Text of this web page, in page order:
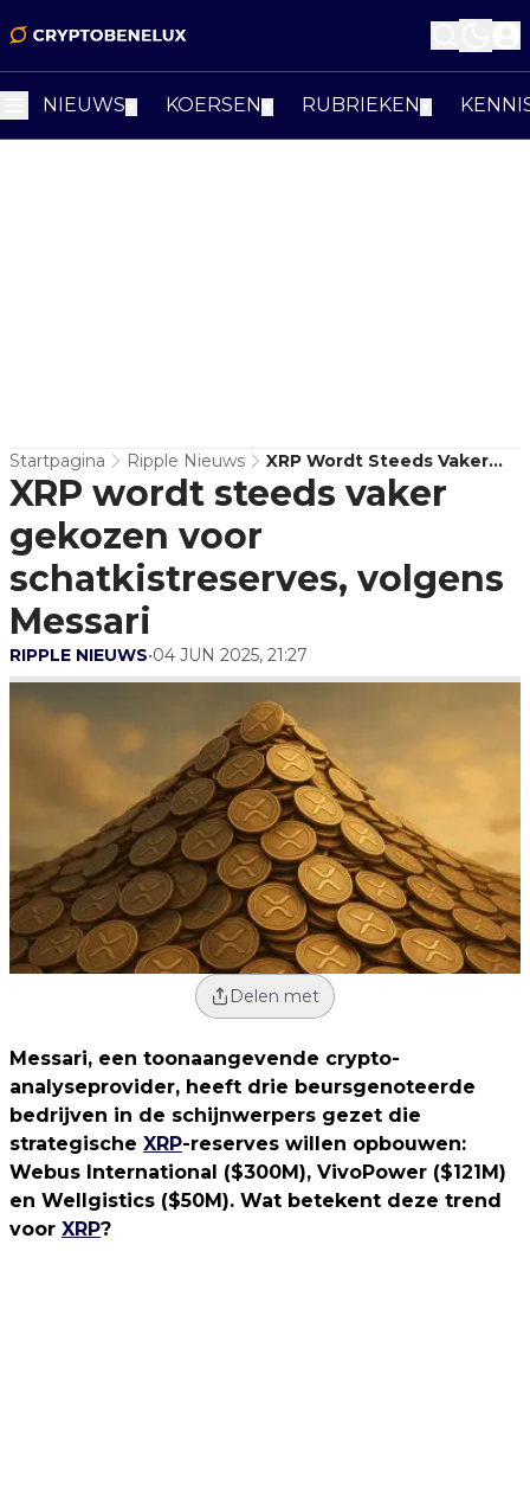
NIEUWS KOERSEN RUBRIEKEN
Startpagina Ripple Nieuws
XRP Wordt Steeds Vaker
Gekozen Voor
Schatkistreserves, Volgens
XRP wordt steeds vaker
gekozen voor
schatkistreserves, volgens
Messari
RIPPLE NIEUWS•04 JUN 2025, 21:27
Delen met
Messari, een toonaangevende crypto-
analyseprovider, heeft drie beursgenoteerde
bedrijven in de schijnwerpers gezet die
strategische XRP-reserves willen opbouwen:
Webus International ($300M), VivoPower ($121M)
en Wellgistics ($50M). Wat betekent deze trend
voor XRP?